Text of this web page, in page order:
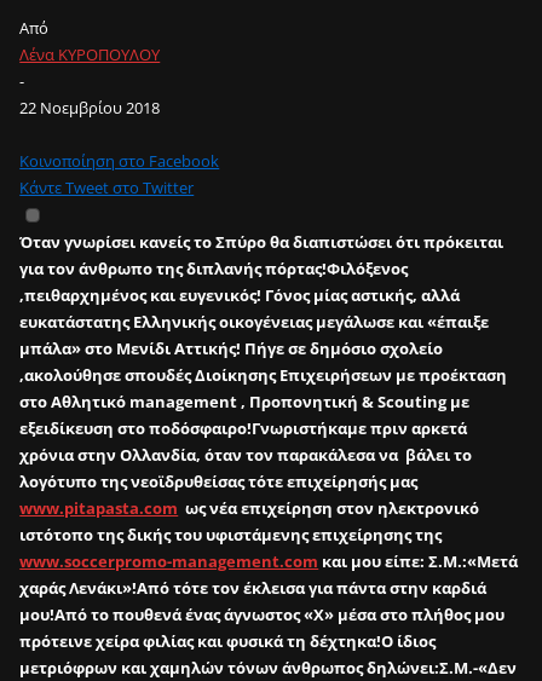
Από
Λένα ΚΥΡΟΠΟΥΛΟΥ
-
22 Νοεμβρίου 2018
Κοινοποίηση στο Facebook
Κάντε Tweet στο Twitter
Όταν γνωρίσει κανείς το Σπύρο θα διαπιστώσει ότι πρόκειται
για τον άνθρωπο της διπλανής πόρτας!Φιλόξενος
,πειθαρχημένος και ευγενικός! Γόνος μίας αστικής, αλλά
ευκατάστατης Ελληνικής οικογένειας μεγάλωσε και «έπαιξε
μπάλα» στο Μενίδι Αττικής! Πήγε σε δημόσιο σχολείο
,ακολούθησε σπουδές Διοίκησης Επιχειρήσεων με προέκταση
στο Αθλητικό management , Προπονητική & Scouting με
εξειδίκευση στο ποδόσφαιρο!Γνωριστήκαμε πριν αρκετά
χρόνια στην Ολλανδία, όταν τον παρακάλεσα να βάλει το
λογότυπο της νεοϊδρυθείσας τότε επιχείρησής μας
www.pitapasta.com ως νέα επιχείρηση στον ηλεκτρονικό
ιστότοπο της δικής του υφιστάμενης επιχείρησης της
www.soccerpromo-management.com και μου είπε: Σ.Μ.:«Μετά
χαράς Λενάκι»!Από τότε τον έκλεισα για πάντα στην καρδιά
μου!Από το πουθενά ένας άγνωστος «Χ» μέσα στο πλήθος μου
πρότεινε χείρα φιλίας και φυσικά τη δέχτηκα!Ο ίδιος
μετριόφρων και χαμηλών τόνων άνθρωπος δηλώνει:Σ.Μ.-«Δεν